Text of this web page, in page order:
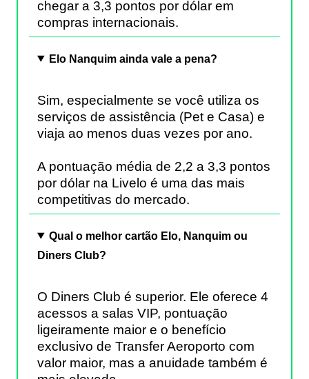
chegar a 3,3 pontos por dólar em
compras internacionais.
Elo Nanquim ainda vale a pena?
Sim, especialmente se você utiliza os
serviços de assistência (Pet e Casa) e
viaja ao menos duas vezes por ano.
A pontuação média de 2,2 a 3,3 pontos
por dólar na Livelo é uma das mais
competitivas do mercado.
Qual o melhor cartão Elo, Nanquim ou
Diners Club?
O Diners Club é superior. Ele oferece 4
acessos a salas VIP, pontuação
ligeiramente maior e o benefício
exclusivo de Transfer Aeroporto com
valor maior, mas a anuidade também é